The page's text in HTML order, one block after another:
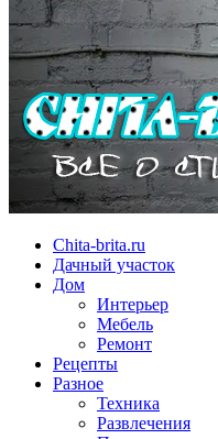
Chita-brita.ru
Дачный участок
Дом
Интерьер
Мебель
Ремонт
Рецепты
Разное
Техника
Развлечения